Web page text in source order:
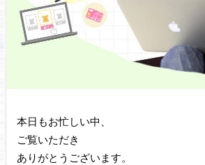
本日もお忙しい中、
ご覧いただき
ありがとうございます。